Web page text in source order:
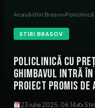
Acasă›Stiri Brasov›Policlinică
STIRI BRASOV
Policlinică cu
Ghimbavul intră
proiect promis de
23 iulie 2025, 06:14✍